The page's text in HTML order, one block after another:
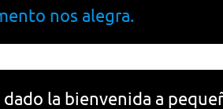
nos alegra.
la bienvenida a